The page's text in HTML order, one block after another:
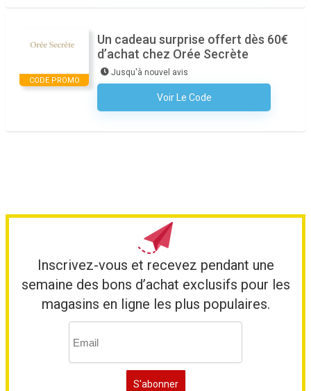
CODE PROMO
Un cadeau surprise offert dès 60€
d’achat chez Orée Secrète
Jusqu'à nouvel avis
Voir Le Code
Aucun Code N'est Nécessaire
Inscrivez-vous et recevez pendant une
semaine des bons d’achat exclusifs pour les
magasins en ligne les plus populaires.